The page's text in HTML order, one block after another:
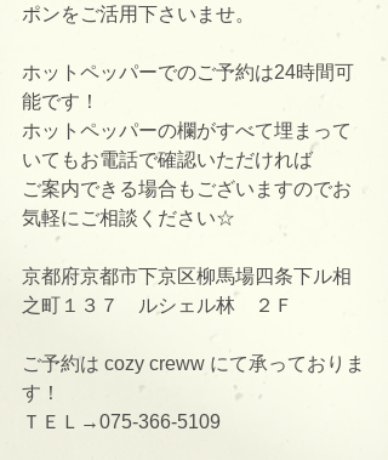
ポンをご活用下さいませ。
ホットペッパーでのご予約は24時間可
能です！
ホットペッパーの欄がすべて埋まって
いてもお電話で確認いただければ
ご案内できる場合もございますのでお
気軽にご相談ください☆
京都府京都市下京区柳馬場四条下ル相
之町１３７　ルシェル林　２Ｆ
ご予約は cozy creww にて承っておりま
す！
ＴＥＬ→075-366-5109